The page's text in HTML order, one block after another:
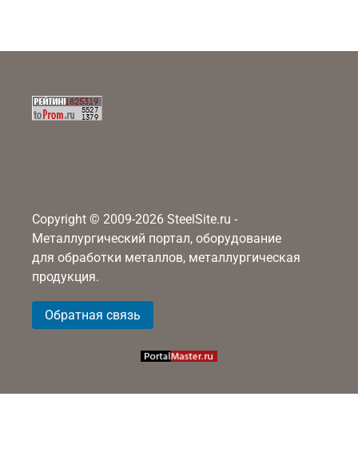
Copyright © 2009-2026 SteelSite.ru -
Металлургический портал, оборудование
для обработки металлов, металлургическая
продукция.
Обратная связь